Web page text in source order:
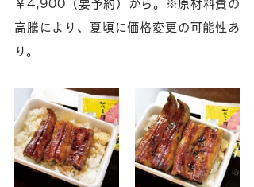
￥4,900（要予約）から。※原材料費の
高騰により、夏頃に価格変更の可能性あ
り。